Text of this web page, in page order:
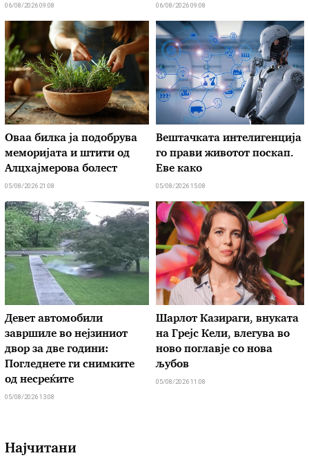
06/08/2026 09:08 06/08/2026 09:08
Оваа билка ја подобрува
меморијата и штити од
Алцхајмерова болест
05/08/2026 21:08
Вештачката интелигенција
го прави животот поскап.
Еве како
05/08/2026 15:08
Девет автомобили
завршиле во нејзиниот
двор за две години:
Погледнете ги снимките
од несреќите
05/08/2026 13:08
Шарлот Казираги, внуката
на Грејс Кели, влегува во
ново поглавје со нова
љубов
05/08/2026 11:08
Најчитани